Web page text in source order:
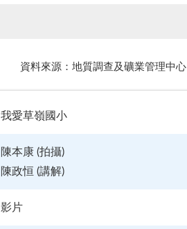
資料來源：地質調查及礦業管理中心
我愛草嶺國小
陳本康 (拍攝)
陳政恒 (講解)
影片